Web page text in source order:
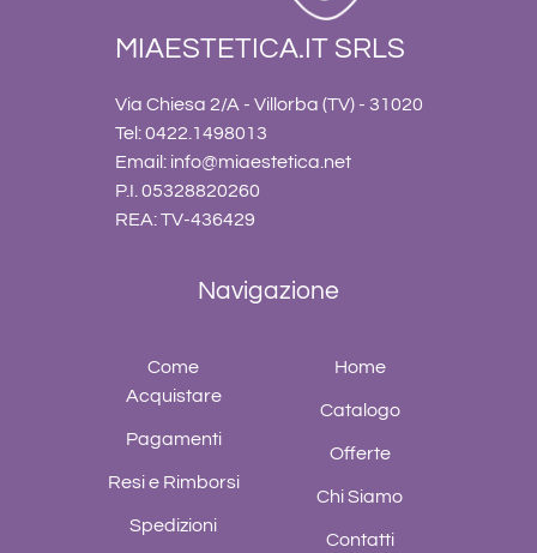
MIAESTETICA.IT SRLS
Via Chiesa 2/A - Villorba (TV) - 31020
Tel: 0422.1498013
Email: info@miaestetica.net
P.I. 05328820260
REA: TV-436429
Navigazione
Come
Acquistare
Pagamenti
Resi e Rimborsi
Spedizioni
Home
Catalogo
Offerte
Chi Siamo
Contatti